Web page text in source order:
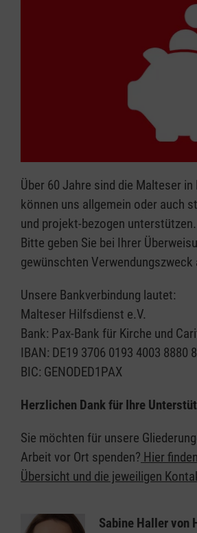
Über 60 Jahre sind die Malteser
können uns allgemein oder auch
und projekt-bezogen unterstützen.
Bitte geben Sie bei Ihrer
gewünschten Verwendungszweck
Unsere Bankverbindung lautet:
Malteser Hilfsdienst e.V.
Bank: Pax-Bank für Kirche und
IBAN: DE19 3706 0193 4003 8880
BIC: GENODED1PAX
Herzlichen Dank für Ihre
Sie möchten für unsere
Arbeit vor Ort spenden? Hier
Übersicht und die jeweiligen
Sabine Haller von